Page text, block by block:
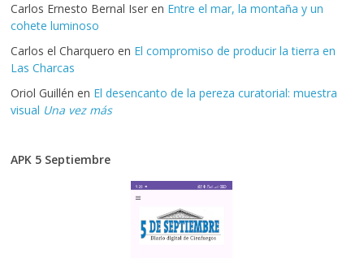
Carlos Ernesto Bernal Iser en Entre el mar, la montaña y un
cohete luminoso
Carlos el Charquero en El compromiso de producir la tierra en
Las Charcas
Oriol Guillén en El desencanto de la pereza curatorial: muestra
visual Una vez más
APK 5 Septiembre